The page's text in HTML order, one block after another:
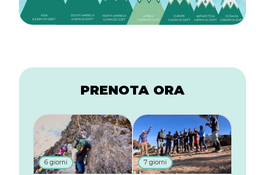
PRENOTA ORA
6 giorni 7 giorni